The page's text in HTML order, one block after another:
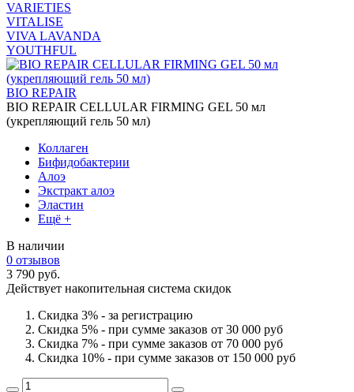
VARIETIES
VITALISE
VIVA LAVANDA
YOUTHFUL
BIO REPAIR
BIO REPAIR CELLULAR FIRMING GEL 50 мл
(укрепляющий гель 50 мл)
Коллаген
Бифидобактерии
Алоэ
Экстракт алоэ
Эластин
Ещё +
В наличии
0 отзывов
3 790 руб.
Действует накопительная система скидок
Скидка 3% - за регистрацию
Скидка 5% - при сумме заказов от 30 000 руб
Скидка 7% - при сумме заказов от 70 000 руб
Скидка 10% - при сумме заказов от 150 000 руб